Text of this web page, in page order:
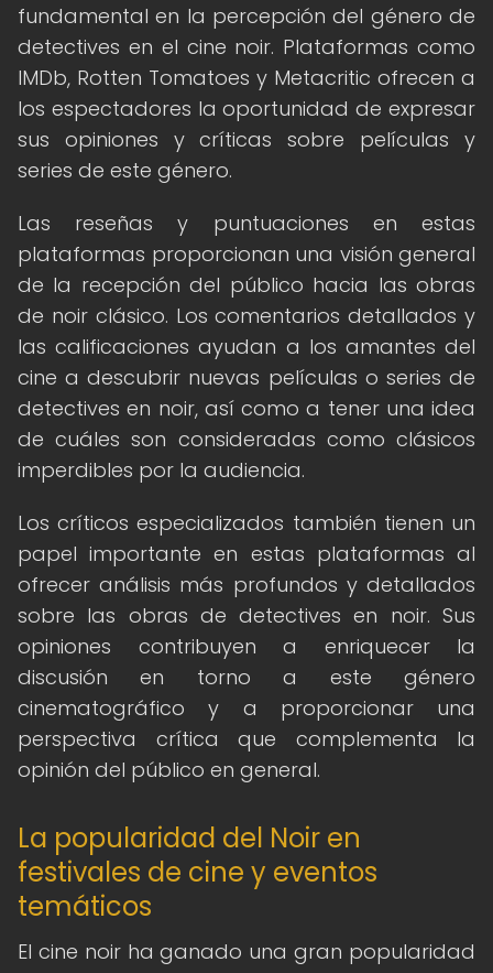
fundamental en la percepción del género de
detectives en el cine noir. Plataformas como
IMDb, Rotten Tomatoes y Metacritic ofrecen a
los espectadores la oportunidad de expresar
sus opiniones y críticas sobre películas y
series de este género.
Las reseñas y puntuaciones en estas
plataformas proporcionan una visión general
de la recepción del público hacia las obras
de noir clásico. Los comentarios detallados y
las calificaciones ayudan a los amantes del
cine a descubrir nuevas películas o series de
detectives en noir, así como a tener una idea
de cuáles son consideradas como clásicos
imperdibles por la audiencia.
Los críticos especializados también tienen un
papel importante en estas plataformas al
ofrecer análisis más profundos y detallados
sobre las obras de detectives en noir. Sus
opiniones contribuyen a enriquecer la
discusión en torno a este género
cinematográfico y a proporcionar una
perspectiva crítica que complementa la
opinión del público en general.
La popularidad del Noir en
festivales de cine y eventos
temáticos
El cine noir ha ganado una gran popularidad